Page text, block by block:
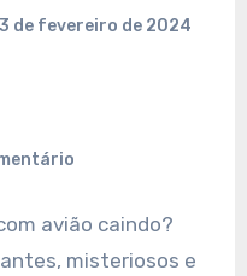
de fevereiro de 2024
avião caindo?
misteriosos e